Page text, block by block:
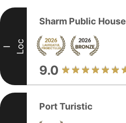
I Loc
Sharm Public House
9.0
Port Turistic